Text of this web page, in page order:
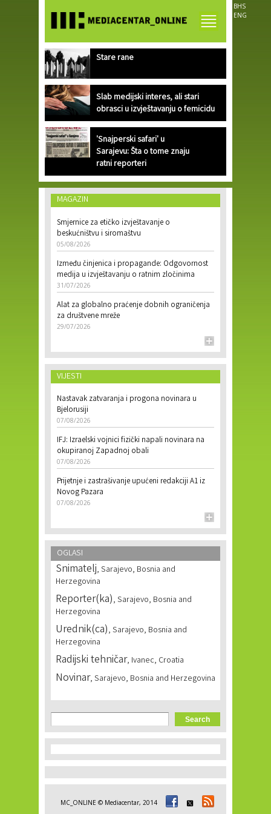
main
content
BHS
ENG
Stare rane
Slab medijski interes, ali stari
obrasci u izvještavanju o femicidu
'Snajperski safari' u
Sarajevu: Šta o tome znaju
ratni reporteri
MAGAZIN
Smjernice za etičko izvještavanje o
beskućništvu i siromaštvu
05/08/2026
Između činjenica i propagande: Odgovornost
medija u izvještavanju o ratnim zločinima
31/07/2026
Alat za globalno praćenje dobnih ograničenja
za društvene mreže
29/07/2026
VIJESTI
Nastavak zatvaranja i progona novinara u
Bjelorusiji
07/08/2026
IFJ: Izraelski vojnici fizički napali novinara na
okupiranoj Zapadnoj obali
07/08/2026
Prijetnje i zastrašivanje upućeni redakciji A1 iz
Novog Pazara
07/08/2026
OGLASI
Snimatelj, Sarajevo, Bosnia and
Herzegovina
Reporter(ka), Sarajevo, Bosnia and
Herzegovina
Urednik(ca), Sarajevo, Bosnia and
Herzegovina
Radijski tehničar, Ivanec, Croatia
Novinar, Sarajevo, Bosnia and Herzegovina
Search form
Search
MC_ONLINE © Mediacentar, 2014